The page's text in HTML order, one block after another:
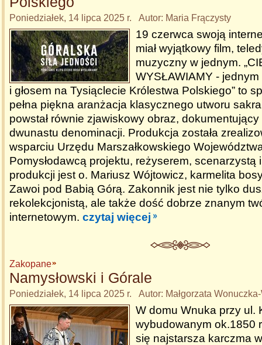
Poniedziałek, 14 lipca 2025 r. Autor: Maria Frączysty
19 czerwca swoją
miał wyjątkowy film,
muzyczny w jednym.
WYSŁAWIAMY -
i głosem na Tysiąclecie Królestwa Polskiego” to
pełna piękna aranżacja klasycznego utworu
powstał równie zjawiskowy obraz,
dwunastu denominacji. Produkcja została
wsparciu Urzędu Marszałkowskiego
Pomysłodawcą projektu, reżyserem, scenarzystą
produkcji jest o. Mariusz Wójtowicz, karmelita
Zawoi pod Babią Górą. Zakonnik jest nie tylko
rekolekcjonistą, ale także dość dobrze znanym
internetowym. czytaj więcej
Zakopane
Namysłowski i Górale
Poniedziałek, 14 lipca 2025 r. Autor: Małgorzata
W domu Wnuka przy ul.
wybudowanym ok.1850
się najstarsza karczma